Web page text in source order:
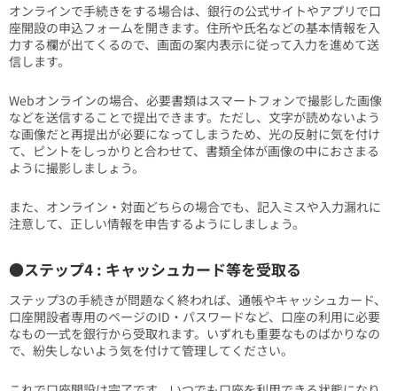
オンラインで手続きをする場合は、銀行の公式サイトやアプリで口
座開設の申込フォームを開きます。住所や氏名などの基本情報を入
力する欄が出てくるので、画面の案内表示に従って入力を進めて送
信します。
Webオンラインの場合、必要書類はスマートフォンで撮影した画像
などを送信することで提出できます。ただし、文字が読めないよう
な画像だと再提出が必要になってしまうため、光の反射に気を付け
て、ピントをしっかりと合わせて、書類全体が画像の中におさまる
ように撮影しましょう。
また、オンライン・対面どちらの場合でも、記入ミスや入力漏れに
注意して、正しい情報を申告するようにしましょう。
●ステップ4 : キャッシュカード等を受取る
ステップ3の手続きが問題なく終われば、通帳やキャッシュカード、
口座開設者専用のページのID・パスワードなど、口座の利用に必要
なもの一式を銀行から受取れます。いずれも重要なものばかりなの
で、紛失しないよう気を付けて管理してください。